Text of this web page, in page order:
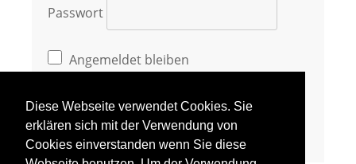
Diese Webseite verwendet Cookies. Sie
erklären sich mit der Verwendung von
Cookies einverstanden wenn Sie diese
Passwort
Angemeldet bleiben